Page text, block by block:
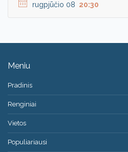
rugpjūčio 08 20:30
Meniu
Pradinis
Renginiai
Vietos
Populiariausi